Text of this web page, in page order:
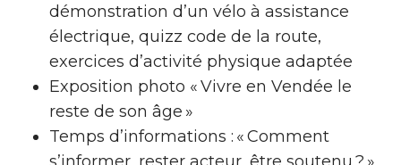
démonstration d’un vélo à assistance
électrique, quizz code de la route,
exercices d’activité physique adaptée
Exposition photo « Vivre en Vendée le
reste de son âge »
Temps d’informations : « Comment